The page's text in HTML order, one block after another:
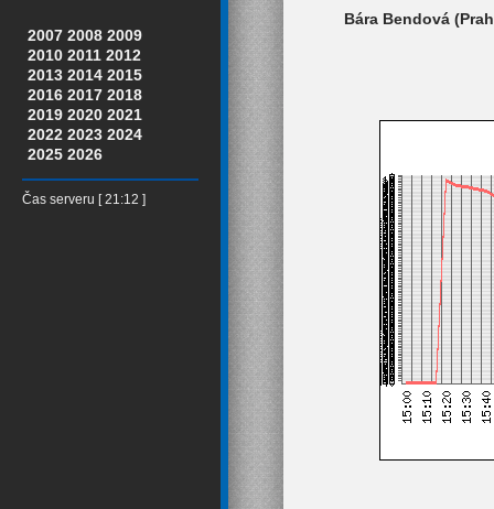
2007 2008 2009
2010 2011 2012
2013 2014 2015
2016 2017 2018
2019 2020 2021
2022 2023 2024
2025 2026
Čas serveru [ 21:12 ]
Bára Bendová